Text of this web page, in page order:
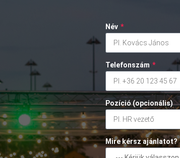
Név *
Telefonszám *
Pozíció (opcionális)
Mire kérsz ajánlatot?